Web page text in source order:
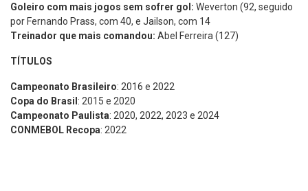
Goleiro com mais jogos sem sofrer gol: Weverton (92, seguido
por Fernando Prass, com 40, e Jailson, com 14
Treinador que mais comandou: Abel Ferreira (127)
TÍTULOS
Campeonato Brasileiro: 2016 e 2022
Copa do Brasil : 2015 e 2020
Campeonato Paulista: 2020, 2022, 2023 e 2024
CONMEBOL Recopa: 2022